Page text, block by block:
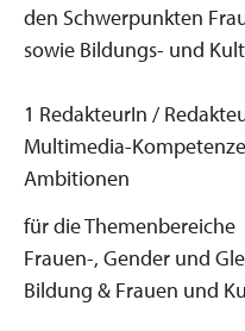
den Schwerpunkten
sowie Bildungs- und
1 RedakteurIn /
Multimedia-
Ambitionen
für die Themenbereiche
Frauen-, Gender und
Bildung & Frauen und